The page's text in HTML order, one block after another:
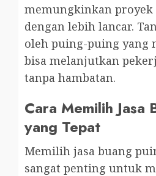
memungkinkan proyek
dengan lebih lancar.
oleh puing-puing yang
bisa melanjutkan
tanpa hambatan.
Cara Memilih Jasa
yang Tepat
Memilih jasa buang
sangat penting untuk